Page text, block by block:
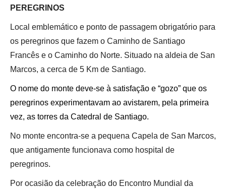
PEREGRINOS
Local emblemático e ponto de passagem obrigatório para
os peregrinos que fazem o Caminho de Santiago
Francês e o Caminho do Norte. Situado na aldeia de San
Marcos, a cerca de 5 Km de Santiago.
O nome do monte deve-se à satisfação e “gozo” que os
peregrinos experimentavam ao avistarem, pela primeira
vez, as torres da Catedral de Santiago.
No monte encontra-se a pequena Capela de San Marcos,
que antigamente funcionava como hospital de
peregrinos.
Por ocasião da celebração do Encontro Mundial da